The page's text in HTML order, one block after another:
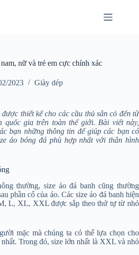
nữ và trẻ em cực chính xác
2023 Giày dép
thiết kế cho các cầu thủ sân cỏ đến từ
quốc gia trên toàn thế giới. Bài viết này,
bạn những thông tin để giúp các bạn có
áo bóng đá phù hợp nhất với thân hình
thường, size áo đá banh cũng thường
phần cổ của áo. Các size áo đá banh hiện
L, XL, XXL được sắp theo thứ tự từ nhỏ
mặc mà chúng ta có thể lựa chọn cho
Trong đó, size lớn nhất là XXL và nhỏ